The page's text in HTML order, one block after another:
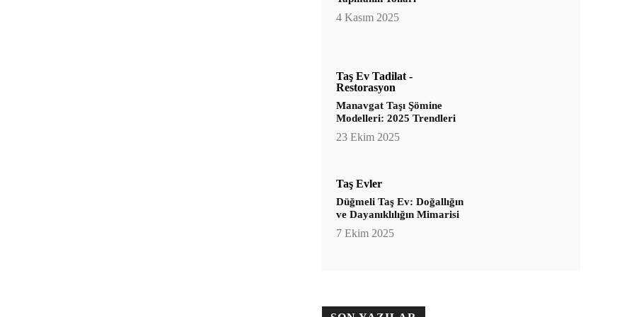
4 Kasım 2025
Taş Ev Tadilat -
Restorasyon
Manavgat Taşı Şömine
Modelleri: 2025 Trendleri
23 Ekim 2025
Taş Evler
Düğmeli Taş Ev: Doğallığın
ve Dayanıklılığın Mimarisi
7 Ekim 2025